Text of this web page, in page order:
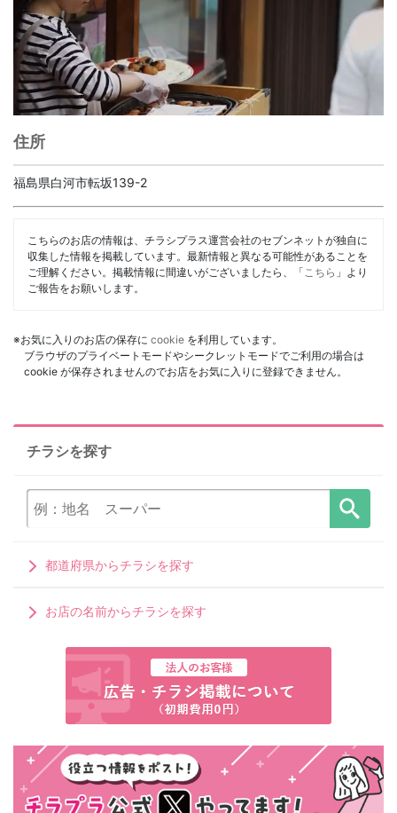
住所
福島県白河市転坂139-2
こちらのお店の情報は、チラシプラス運営会社のセブンネットが独自に
収集した情報を掲載しています。最新情報と異なる可能性があることを
ご理解ください。掲載情報に間違いがございましたら、「 こちら 」より
ご報告をお願いします。
※お気に入りのお店の保存に cookie を利用しています。
ブラウザのプライベートモードやシークレットモードでご利用の場合は
cookie が保存されませんのでお店をお気に入りに登録できません。
チラシを探す
都道府県からチラシを探す
お店の名前からチラシを探す